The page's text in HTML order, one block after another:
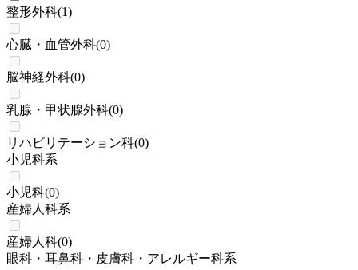
整形外科(1)
心臓・血管外科(0)
脳神経外科(0)
乳腺・甲状腺外科(0)
リハビリテーション科(0)
小児科系
小児科(0)
産婦人科系
産婦人科(0)
眼科・耳鼻科・皮膚科・アレルギー科系